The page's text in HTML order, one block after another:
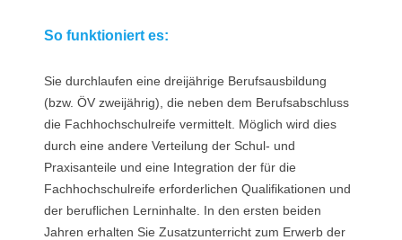
So funktioniert es:
Sie durchlaufen eine dreijährige Berufsausbildung
(bzw. ÖV zweijährig), die neben dem Berufsabschluss
die Fachhochschulreife vermittelt. Möglich wird dies
durch eine andere Verteilung der Schul- und
Praxisanteile und eine Integration der für die
Fachhochschulreife erforderlichen Qualifikationen und
der beruflichen Lerninhalte. In den ersten beiden
Jahren erhalten Sie Zusatzunterricht zum Erwerb der